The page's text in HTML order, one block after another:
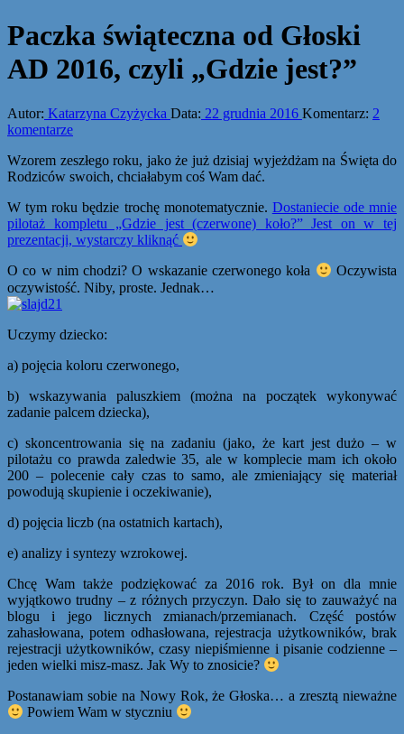
Paczka świąteczna od Głoski
AD 2016, czyli „Gdzie jest?”
Autor: Katarzyna Czyżycka Data: 22 grudnia 2016 Komentarz: 2
komentarze
Wzorem zeszłego roku, jako że już dzisiaj wyjeżdżam na Święta do
Rodziców swoich, chciałabym coś Wam dać.
W tym roku będzie trochę monotematycznie. Dostaniecie ode mnie
pilotaż kompletu „Gdzie jest (czerwone) koło?” Jest on w tej
prezentacji, wystarczy kliknąć
O co w nim chodzi? O wskazanie czerwonego koła
Oczywista
oczywistość. Niby, proste. Jednak…
Uczymy dziecko:
a) pojęcia koloru czerwonego,
b) wskazywania paluszkiem (można na początek wykonywać
zadanie palcem dziecka),
c) skoncentrowania się na zadaniu (jako, że kart jest dużo – w
pilotażu co prawda zaledwie 35, ale w komplecie mam ich około
200 – polecenie cały czas to samo, ale zmieniający się materiał
powodują skupienie i oczekiwanie),
d) pojęcia liczb (na ostatnich kartach),
e) analizy i syntezy wzrokowej.
Chcę Wam także podziękować za 2016 rok. Był on dla mnie
wyjątkowo trudny – z różnych przyczyn. Dało się to zauważyć na
blogu i jego licznych zmianach/przemianach. Część postów
zahasłowana, potem odhasłowana, rejestracja użytkowników, brak
rejestracji użytkowników, czasy niepiśmienne i pisanie codzienne –
jeden wielki misz-masz. Jak Wy to znosicie?
Postanawiam sobie na Nowy Rok, że Głoska… a zresztą nieważne
Powiem Wam w styczniu